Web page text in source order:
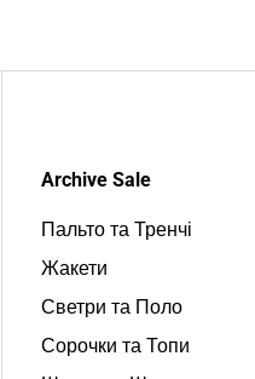
Archive Sale
Пальто та Тренчі
Жакети
Светри та Поло
Сорочки та Топи